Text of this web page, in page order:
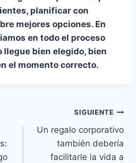
planificar con
mejores opciones. En
en todo el proceso
llegue bien elegido, bien
el momento correcto.
SIGUIENTE
Un regalo corporativo
también debería
facilitarle la vida a